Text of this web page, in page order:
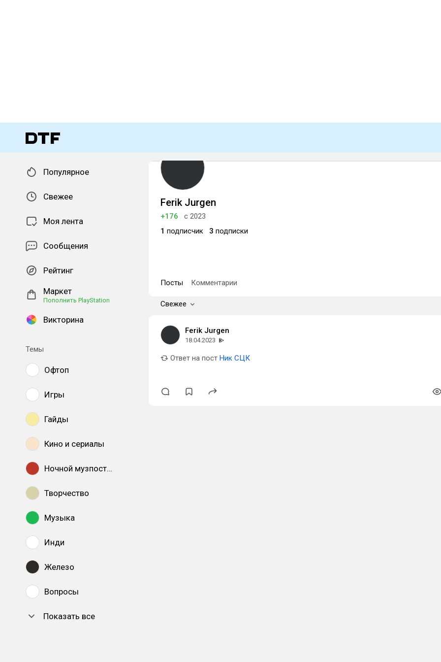
Популярное
Свежее
Моя лента
Сообщения
Рейтинг
Маркет
Пополнить PlayStation
Викторина
Темы
Офтоп
Игры
Гайды
Кино и сериалы
Ночной музпостинг
Творчество
Музыка
Инди
Железо
Вопросы
Показать все
Ferik Jurgen
+176
с 2023
1 подписчик 3 подписки
Посты Комментарии
Свежее
Ferik Jurgen
18.04.2023
Ответ на пост Ник СЦК